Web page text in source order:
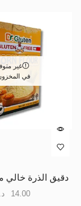
غير
في
دقيق الذرة خالي
14.00 د.إ